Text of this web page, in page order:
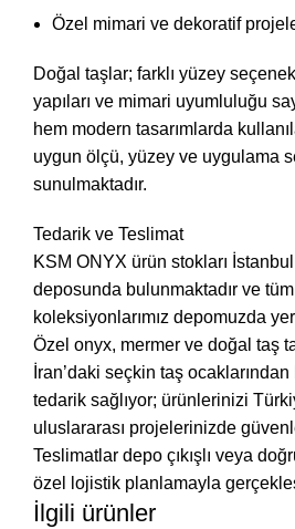
Özel mimari ve dekoratif
Doğal taşlar; farklı yüzey
yapıları ve mimari uyumluluğu
hem modern tasarımlarda
uygun ölçü, yüzey ve uygulama
sunulmaktadır.
Tedarik ve Teslimat
KSM ONYX ürün stokları
deposunda bulunmaktadır ve
koleksiyonlarımız depomuzda
Özel onyx, mermer ve doğal taş
İran’daki seçkin taş ocaklarından
tedarik sağlıyor; ürünlerinizi
uluslararası projelerinizde
Teslimatlar depo çıkışlı veya
özel lojistik planlamayla
İlgili ürünler